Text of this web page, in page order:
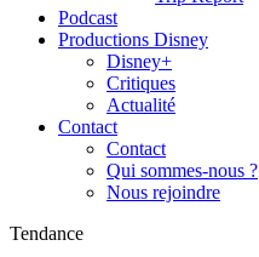
Podcast
Productions Disney
Disney+
Critiques
Actualité
Contact
Contact
Qui sommes-nous ?
Nous rejoindre
Tendance